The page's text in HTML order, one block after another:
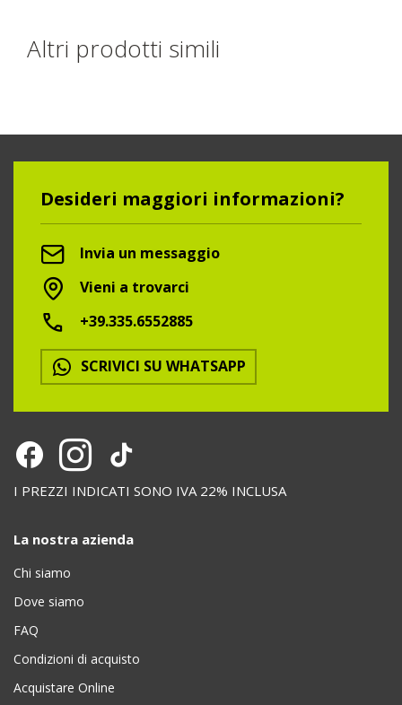
Altri prodotti simili
Desideri maggiori informazioni?
Invia un messaggio
Vieni a trovarci
+39.335.6552885
SCRIVICI SU WHATSAPP
I PREZZI INDICATI SONO IVA 22% INCLUSA
La nostra azienda
Chi siamo
Dove siamo
FAQ
Condizioni di acquisto
Acquistare Online